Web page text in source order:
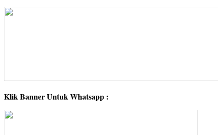
Klik Banner Untuk Whatsapp :